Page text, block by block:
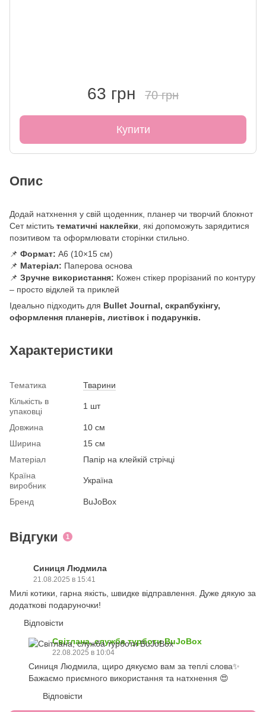
63 грн 70 грн
Купити
Опис
Додай натхнення у свій щоденник, планер чи творчий блокнот
Сет містить тематичні наклейки , які допоможуть зарядитися
позитивом та оформлювати сторінки стильно.
📌 Формат: А6 (10×15 см)
📌 Матеріал: Паперова основа
📌 Зручне використання: Кожен стікер прорізаний по контуру
– просто відклей та приклей
Ідеально підходить для Bullet Journal, скрапбукінгу,
оформлення планерів, листівок і подарунків.
Характеристики
Тематика
Тварини
Кількість в
упаковці
1 шт
Довжина
10 см
Ширина
15 см
Матеріал
Папір на клейкій стрічці
Країна
виробник
Україна
Бренд BuJoBox
Відгуки 1
Синиця Людмила
21.08.2025 в 15:41
Милі котики, гарна якість, швидке відправлення. Дуже дякую за
додаткові подаруночки!
Відповісти
Світлана, служба турботи BuJoBox
22.08.2025 в 10:04
Синиця Людмила, щиро дякуємо вам за теплі слова✨
Бажаємо приємного використання та натхнення 😍
Відповісти